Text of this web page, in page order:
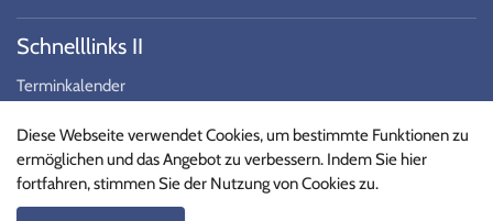
Schnelllinks II
Terminkalender
Unterrichtszeiten
Vertretungspläne
Diese Webseite verwendet Cookies, um bestimmte Funktionen zu
ermöglichen und das Angebot zu verbessern. Indem Sie hier
fortfahren, stimmen Sie der Nutzung von Cookies zu.